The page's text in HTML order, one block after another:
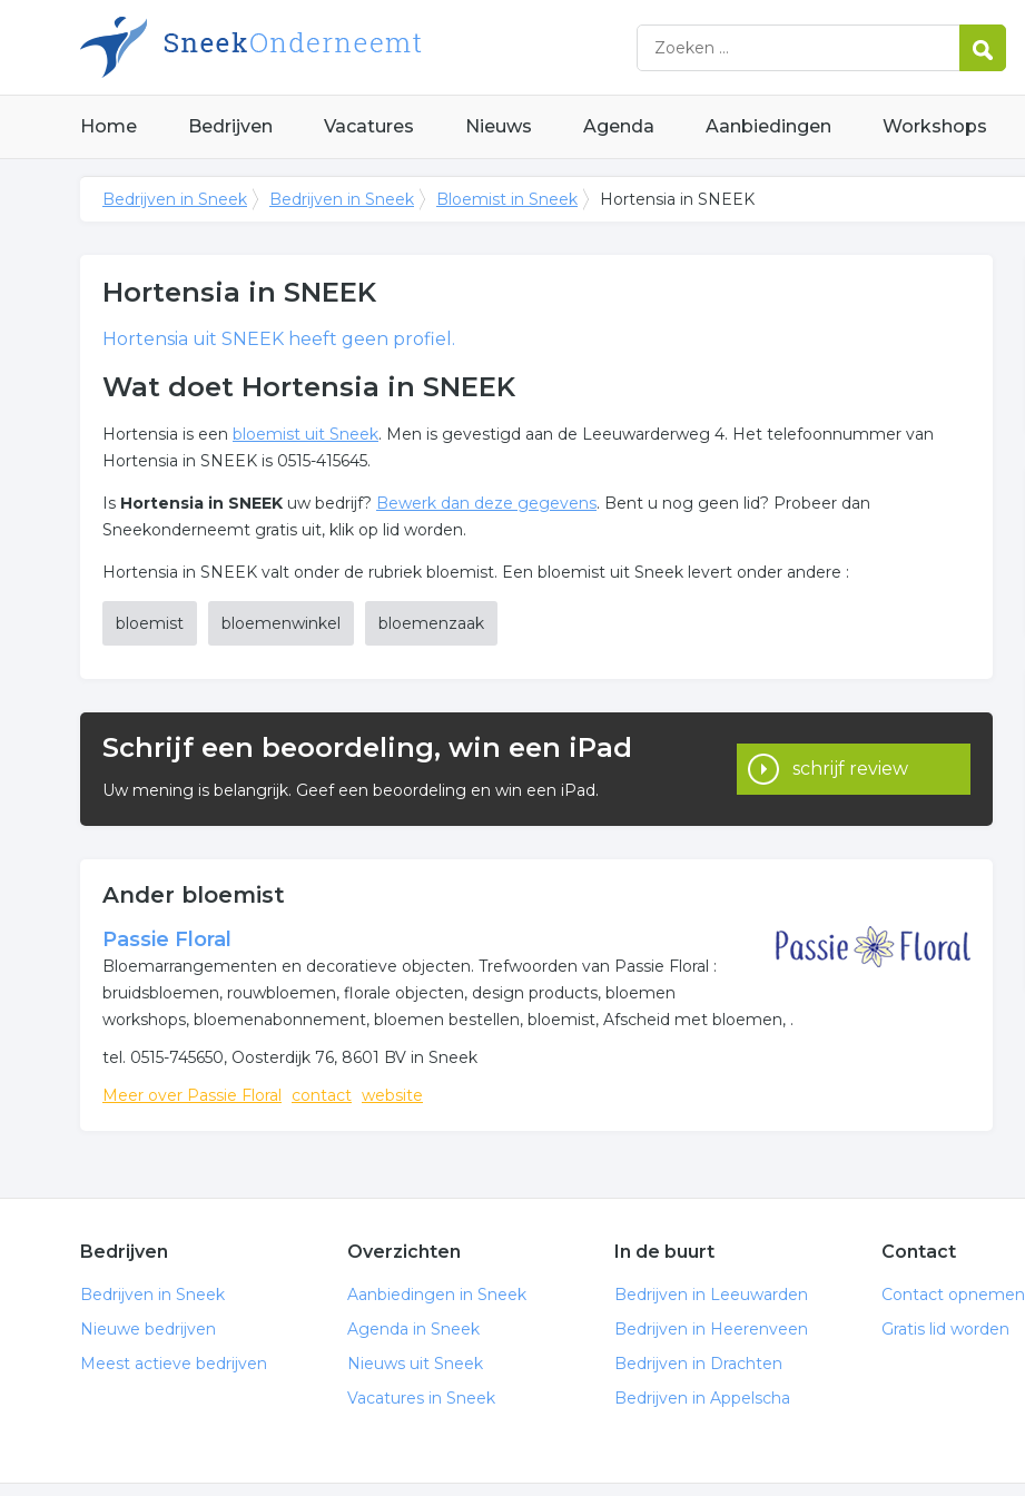
Home Bedrijven Vacatures Nieuws Agenda Aanbiedingen Workshops
Bedrijven in Sneek Bedrijven in Sneek Bloemist in Sneek Hortensia in SNEEK
Hortensia in SNEEK
Hortensia uit SNEEK heeft geen profiel.
Wat doet Hortensia in SNEEK
Hortensia is een bloemist uit Sneek. Men is gevestigd aan de Leeuwarderweg 4. Het telefoonnummer van
Hortensia in SNEEK is 0515-415645.
Is Hortensia in SNEEK uw bedrijf? Bewerk dan deze gegevens. Bent u nog geen lid? Probeer dan
Sneekonderneemt gratis uit, klik op lid worden.
Hortensia in SNEEK valt onder de rubriek bloemist. Een bloemist uit Sneek levert onder andere :
bloemist bloemenwinkel bloemenzaak
Schrijf een beoordeling, win een iPad
Uw mening is belangrijk. Geef een beoordeling en win een iPad.
schrijf review
Ander bloemist
Passie Floral
Bloemarrangementen en decoratieve objecten. Trefwoorden van Passie Floral :
bruidsbloemen, rouwbloemen, florale objecten, design products, bloemen
workshops, bloemenabonnement, bloemen bestellen, bloemist, Afscheid met bloemen, .
tel. 0515-745650, Oosterdijk 76, 8601 BV in Sneek
Meer over Passie Floral
contact website
Bedrijven
Bedrijven in Sneek
Nieuwe bedrijven
Meest actieve bedrijven
Overzichten
Aanbiedingen in Sneek
Agenda in Sneek
Nieuws uit Sneek
Vacatures in Sneek
In de buurt
Bedrijven in Leeuwarden
Bedrijven in Heerenveen
Bedrijven in Drachten
Bedrijven in Appelscha
Contact
Contact opnemen
Gratis lid worden